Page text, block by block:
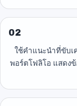
02
ใช้คำแนะนำที่ขับเ
พอร์ตโฟลิโอ แสดง